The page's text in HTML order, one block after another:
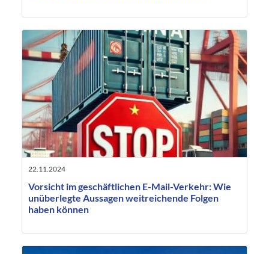
22.11.2024
Vorsicht im geschäftlichen E-Mail-Verkehr: Wie
unüberlegte Aussagen weitreichende Folgen
haben können